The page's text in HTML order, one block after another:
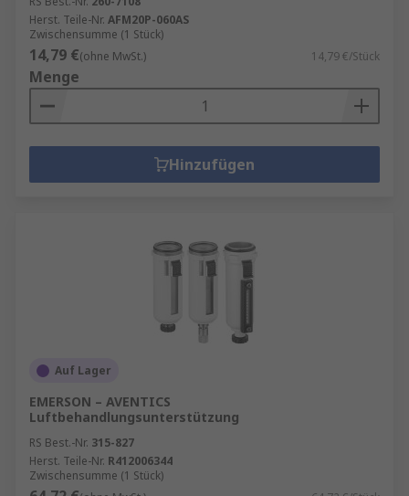
Herst. Teile-Nr. AFM20P-060AS
Zwischensumme (1 Stück)
14,79 €(ohne MwSt.) 14,79 €/Stück
Menge
Hinzufügen
Auf Lager
EMERSON – AVENTICS
Luftbehandlungsunterstützung
RS Best.-Nr. 315-827
Herst. Teile-Nr. R412006344
Zwischensumme (1 Stück)